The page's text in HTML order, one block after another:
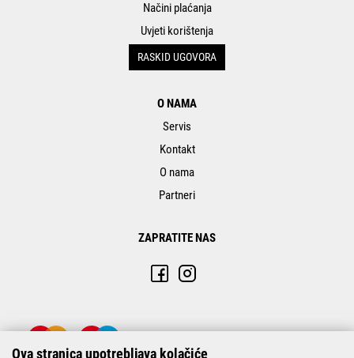
Načini plaćanja
Uvjeti korištenja
RASKID UGOVORA
O NAMA
Servis
Kontakt
O nama
Partneri
ZAPRATITE NAS
Ova stranica upotrebljava kolačiće